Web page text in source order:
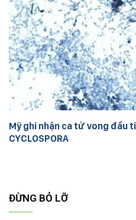
Mỹ ghi nhận ca tử vong đầu
CYCLOSPORA
ĐỪNG BỎ LỠ